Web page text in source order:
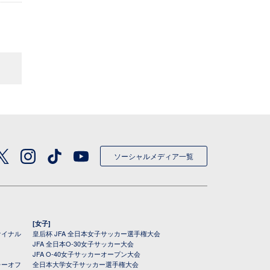
ソーシャルメディア一覧
ナル
オフ
[女子]
皇后杯 JFA 全日本女子サッカー選手権大会
JFA 全日本O-30女子サッカー大会
JFA O-40女子サッカーオープン大会
全日本大学女子サッカー選手権大会